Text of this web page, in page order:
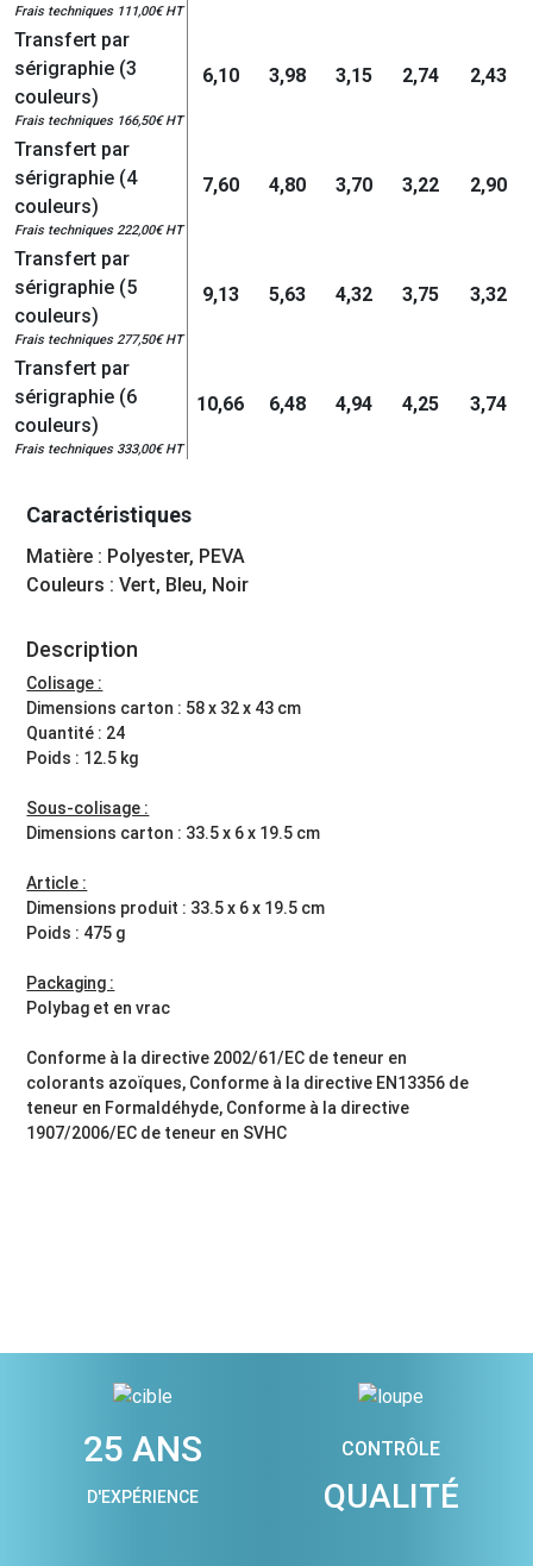
Frais techniques 111,00€ HT
Transfert par
sérigraphie (3
couleurs)
Frais techniques 166,50€ HT
6,10 3,98 3,15 2,74 2,43
Transfert par
sérigraphie (4
couleurs)
Frais techniques 222,00€ HT
7,60 4,80 3,70 3,22 2,90
Transfert par
sérigraphie (5
couleurs)
Frais techniques 277,50€ HT
9,13 5,63 4,32 3,75 3,32
Transfert par
sérigraphie (6
couleurs)
Frais techniques 333,00€ HT
10,66 6,48 4,94 4,25 3,74
Caractéristiques
Matière : Polyester, PEVA
Couleurs : Vert, Bleu, Noir
Description
Colisage :
Dimensions carton : 58 x 32 x 43 cm
Quantité : 24
Poids : 12.5 kg
Sous-colisage :
Dimensions carton : 33.5 x 6 x 19.5 cm
Article :
Dimensions produit : 33.5 x 6 x 19.5 cm
Poids : 475 g
Packaging :
Polybag et en vrac
Conforme à la directive 2002/61/EC de teneur en
colorants azoïques, Conforme à la directive EN13356 de
teneur en Formaldéhyde, Conforme à la directive
1907/2006/EC de teneur en SVHC
25 ANS
D'EXPÉRIENCE
CONTRÔLE
QUALITÉ